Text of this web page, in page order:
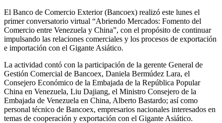
El Banco de Comercio Exterior (Bancoex) realizó este lunes el
primer conversatorio virtual “Abriendo Mercados: Fomento del
Comercio entre Venezuela y China”, con el propósito de continuar
impulsando las relaciones comerciales y los procesos de exportación
e importación con el Gigante Asiático.
La actividad contó con la participación de la gerente General de
Gestión Comercial de Bancoex, Daniela Bermúdez Lara, el
Consejero Económico de la Embajada de la República Popular
China en Venezuela, Liu Dajiang, el Ministro Consejero de la
Embajada de Venezuela en China, Alberto Bastardo; así como
personal técnico de Bancoex, empresarios nacionales interesados en
temas de cooperación y exportación con el Gigante Asiático.